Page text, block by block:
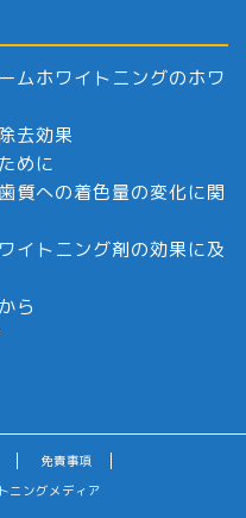
ムホワイトニングのホワ
去効果
めに
質への着色量の変化に関
イトニング剤の効果に及
ら
免責事項
ングメディア